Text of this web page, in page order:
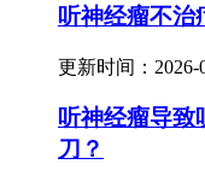
听神经瘤不治
更新时间： 2026-
听神经瘤导致
刀？